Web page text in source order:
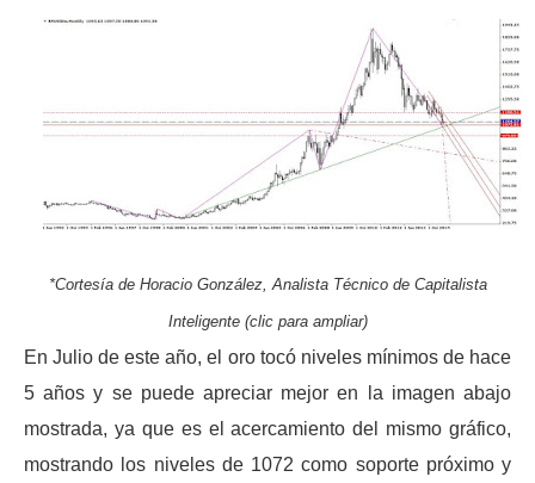
*Cortesía de Horacio González, Analista Técnico de Capitalista
Inteligente (clic para ampliar)
En Julio de este año, el oro tocó niveles mínimos de hace
5 años y se puede apreciar mejor en la imagen abajo
mostrada, ya que es el acercamiento del mismo gráfico,
mostrando los niveles de 1072 como soporte próximo y